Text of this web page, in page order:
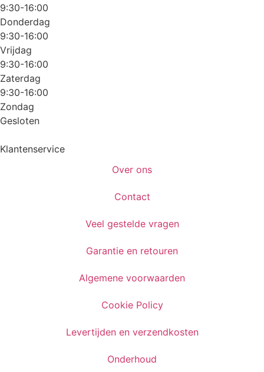
9:30-16:00
Donderdag
9:30-16:00
Vrijdag
9:30-16:00
Zaterdag
9:30-16:00
Zondag
Gesloten
Klantenservice
Over ons
Contact
Veel gestelde vragen
Garantie en retouren
Algemene voorwaarden
Cookie Policy
Levertijden en verzendkosten
Onderhoud